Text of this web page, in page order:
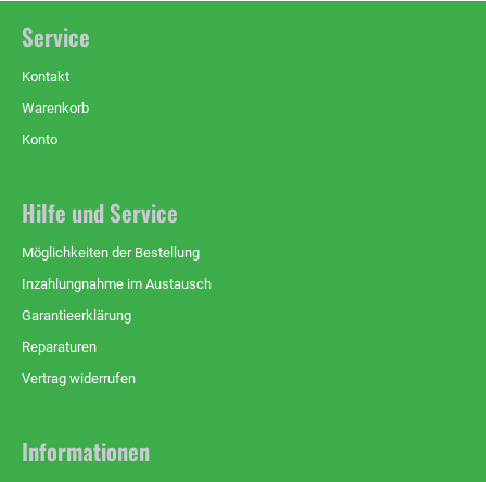
Service
Kontakt
Warenkorb
Konto
Hilfe und Service
Möglichkeiten der Bestellung
Inzahlungnahme im Austausch
Garantieerklärung
Reparaturen
Vertrag widerrufen
Informationen